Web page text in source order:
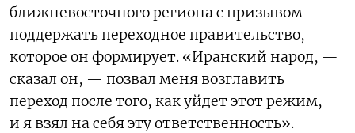
ближневосточного региона с призывом
поддержать переходное правительство,
которое он формирует. «Иранский народ, —
сказал он, — позвал меня возглавить
переход после того, как уйдет этот режим,
и я взял на себя эту ответственность».